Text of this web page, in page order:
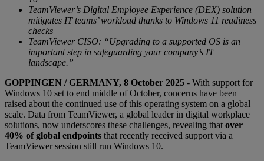
TeamViewer’s Digital Employee Experience (DEX) solution
mitigates IT teams’ workload thanks to Windows 11 readiness
checks
TeamViewer CISO: “Upgrading to a supported OS is an
important step in safeguarding your company’s IT
landscape.”
GOPPINGEN / GERMANY, 8 October 2025 - With support for
Windows 10 set to end middle of October, concerns have been
raised about the continued use of this operating system on a global
scale. Data from TeamViewer, a global leader in digital workplace
solutions, now underscores these challenges, revealing that over
40% of global endpoints that recently received support via a
TeamViewer session still run Windows 10.